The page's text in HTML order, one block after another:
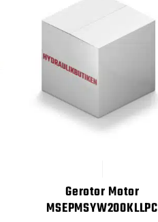
Gerotor Motor
MSEPMSYW200KLLPC